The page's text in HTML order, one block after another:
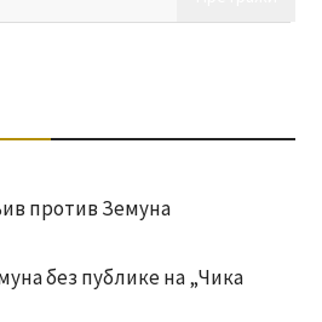
против Земуна
без публике на „Чика